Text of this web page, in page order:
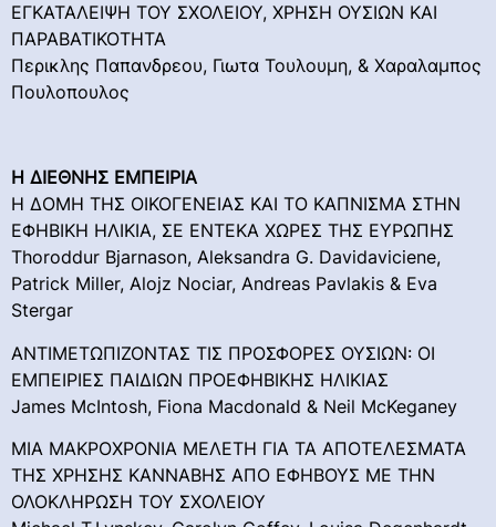
ΕΓΚΑΤΑΛΕΙΨΗ ΤΟΥ ΣΧΟΛΕΙΟΥ, ΧΡΗΣΗ ΟΥΣΙΩΝ ΚΑΙ
ΠΑΡΑΒΑΤΙΚΟΤΗΤΑ
Περικλης Παπανδρεου, Γιωτα Τουλουμη, & Χαραλαμπος
Πουλοπουλος
Η ΔΙΕΘΝΗΣ ΕΜΠΕΙΡΙΑ
Η ΔΟΜΗ ΤΗΣ ΟΙΚΟΓΕΝΕΙΑΣ ΚΑΙ ΤΟ ΚΑΠΝΙΣΜΑ ΣΤΗΝ
ΕΦΗΒΙΚΗ ΗΛΙΚΙΑ, ΣΕ ΕΝΤΕΚΑ ΧΩΡΕΣ ΤΗΣ ΕΥΡΩΠΗΣ
Thoroddur Bjarnason, Aleksandra G. Davidaviciene,
Patrick Miller, Alojz Nociar, Andreas Pavlakis & Eva
Stergar
ΑΝΤΙΜΕΤΩΠΙΖΟΝΤΑΣ ΤΙΣ ΠΡΟΣΦΟΡΕΣ ΟΥΣΙΩΝ: ΟΙ
ΕΜΠΕΙΡΙΕΣ ΠΑΙΔΙΩΝ ΠΡΟΕΦΗΒΙΚΗΣ ΗΛΙΚΙΑΣ
James McIntosh, Fiona Macdonald & Neil McKeganey
ΜΙΑ ΜΑΚΡΟΧΡΟΝΙΑ ΜΕΛΕΤΗ ΓΙΑ ΤΑ ΑΠΟΤΕΛΕΣΜΑΤΑ
ΤΗΣ ΧΡΗΣΗΣ ΚΑΝΝΑΒΗΣ ΑΠΟ ΕΦΗΒΟΥΣ ΜΕ ΤΗΝ
ΟΛΟΚΛΗΡΩΣΗ ΤΟΥ ΣΧΟΛΕΙΟΥ